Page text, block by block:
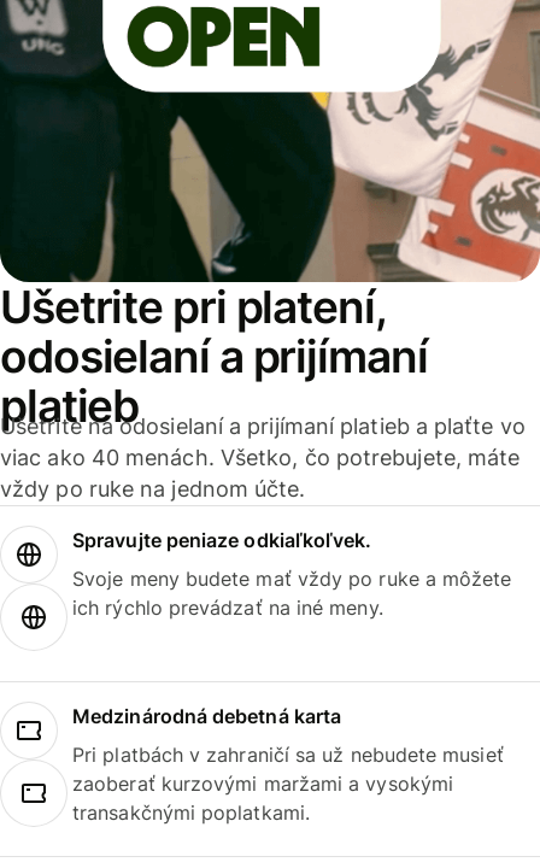
Ušetrite pri platení,
odosielaní a prijímaní
platieb
Ušetrite na odosielaní a prijímaní platieb a plaťte vo
viac ako 40 menách. Všetko, čo potrebujete, máte
vždy po ruke na jednom účte.
Spravujte peniaze odkiaľkoľvek.
Svoje meny budete mať vždy po ruke a môžete
ich rýchlo prevádzať na iné meny.
Medzinárodná debetná karta
Pri platbách v zahraničí sa už nebudete musieť
zaoberať kurzovými maržami a vysokými
transakčnými poplatkami.